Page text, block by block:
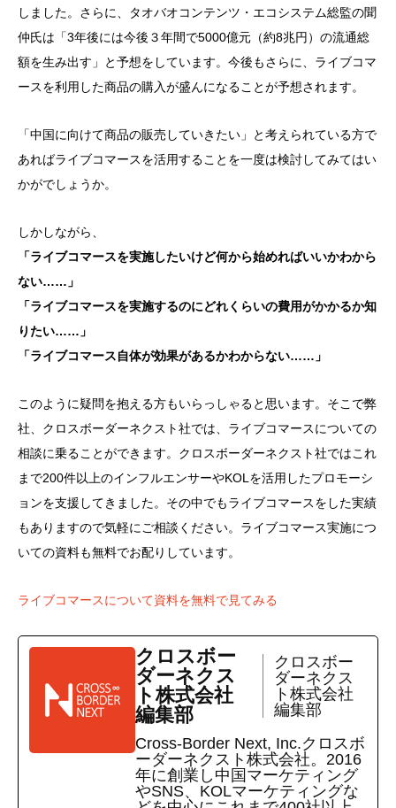
しました。さらに、タオバオコンテンツ・エコシステム総監の聞
仲氏は「3年後には今後３年間で5000億元（約8兆円）の流通総
額を生み出す」と予想をしています。今後もさらに、ライブコマ
ースを利用した商品の購入が盛んになることが予想されます。
「中国に向けて商品の販売していきたい」と考えられている方で
あればライブコマースを活用することを一度は検討してみてはい
かがでしょうか。
しかしながら、
「ライブコマースを実施したいけど何から始めればいいかわから
ない……」
「ライブコマースを実施するのにどれくらいの費用がかかるか知
りたい……」
「ライブコマース自体が効果があるかわからない……」
このように疑問を抱える方もいらっしゃると思います。そこで弊
社、クロスボーダーネクスト社では、ライブコマースについての
相談に乗ることができます。クロスボーダーネクスト社ではこれ
まで200件以上のインフルエンサーやKOLを活用したプロモーシ
ョンを支援してきました。その中でもライブコマースをした実績
もありますので気軽にご相談ください。ライブコマース実施につ
いての資料も無料でお配りしています。
ライブコマースについて資料を無料で見てみる
クロスボー
ダーネクス
ト株式会社
編集部
クロスボー
ダーネクス
ト株式会社
編集部
Cross-Border Next, Inc.クロスボ
ーダーネクスト株式会社。2016
年に創業し中国マーケティング
やSNS、KOLマーケティングな